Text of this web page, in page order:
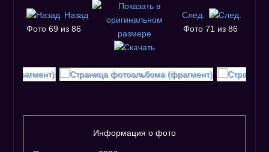
Назад
Фото 69 из 86
След.
Фото 71 из 86
Информация о фото